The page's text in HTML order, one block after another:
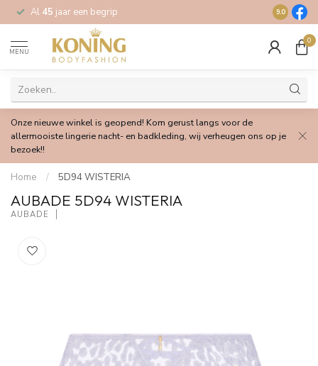
Al 45 jaar een begrip Gratis
9.0
MENU
0
Onze nieuwe winkel is geopend! Kom gerust langs voor de
allermooiste lingerie nacht- en badkleding, wij verheugen ons op je
bezoek!!
Home / 5D94 WISTERIA
AUBADE 5D94 WISTERIA
AUBADE